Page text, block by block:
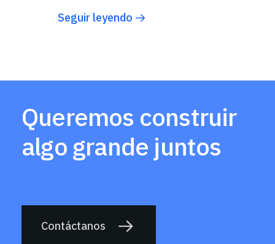
Seguir leyendo
Queremos construir
algo grande juntos
Contáctanos